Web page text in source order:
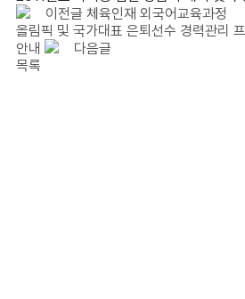
이전글 체육인재 외국어교육과정
올림픽 및 국가대표 은퇴선수 경력관리
안내
다음글
목록